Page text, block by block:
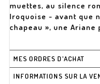
muettes, au silence
Iroquoise - avant que
chapeau », une
MES ORDRES D'ACHAT
INFORMATIONS SUR LA